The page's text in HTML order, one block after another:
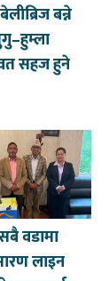
बन्ने
सहज हुने
वडामा
लाइन